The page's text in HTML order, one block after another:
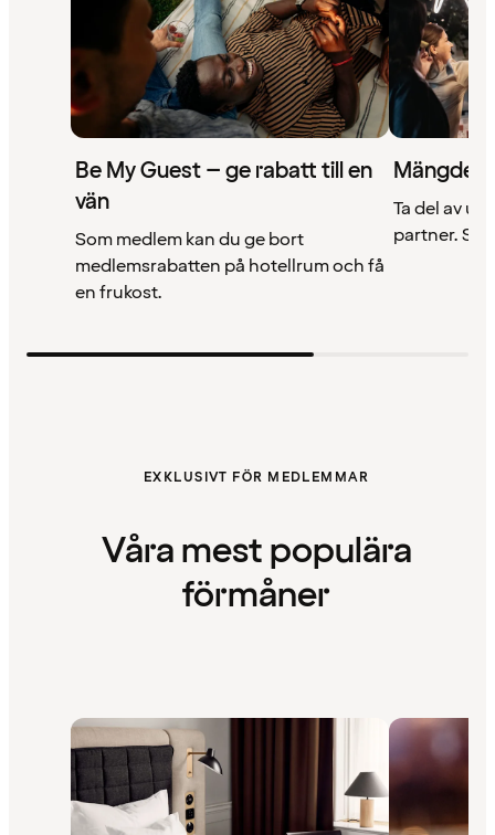
Be My Guest – ge rabatt till en
vän
Som medlem kan du ge bort
medlemsrabatten på hotellrum och få
en frukost.
Mängder
Ta del av
partner. Se
EXKLUSIVT FÖR MEDLEMMAR
Våra mest populära
förmåner